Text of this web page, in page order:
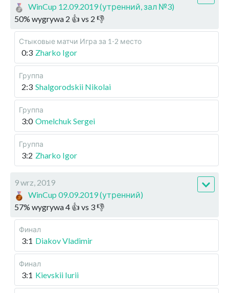
WinCup 12.09.2019 (утренний, зал №3)
50% wygrywa 2 👍 vs 2 👎
Стыковые матчи Игра за 1-2 место
0:3 Zharko Igor
Группа
2:3 Shalgorodskii Nikolai
Группа
3:0 Omelchuk Sergei
Группа
3:2 Zharko Igor
9 wrz, 2019
WinCup 09.09.2019 (утренний)
57% wygrywa4 👍 vs 3👎
Финал
3:1 Diakov Vladimir
Финал
3:1 Kievskii Iurii